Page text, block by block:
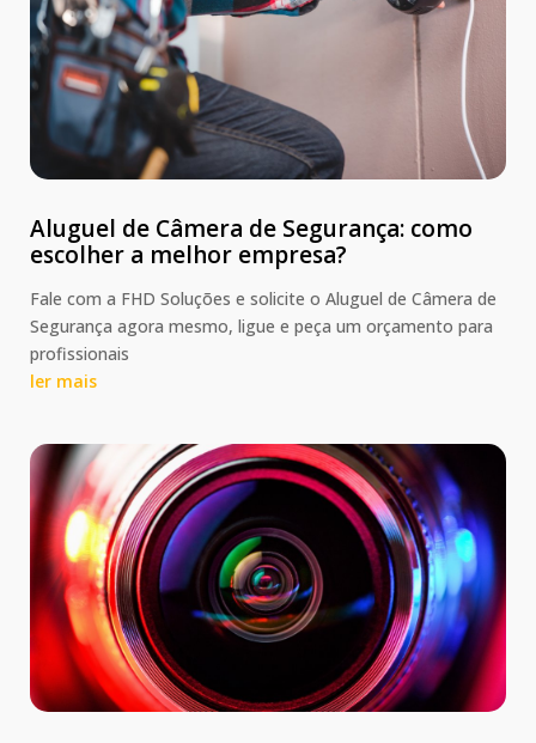
Aluguel de Câmera de Segurança: como
escolher a melhor empresa?
Fale com a FHD Soluções e solicite o Aluguel de Câmera de
Segurança agora mesmo, ligue e peça um orçamento para
profissionais
ler mais